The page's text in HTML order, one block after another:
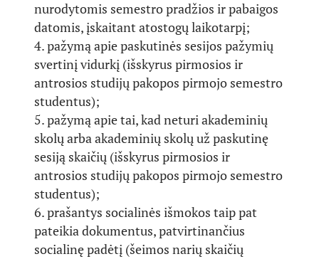
nurodytomis semestro pradžios ir pabaigos
datomis, įskaitant atostogų laikotarpį;
4. pažymą apie paskutinės sesijos pažymių
svertinį vidurkį (išskyrus pirmosios ir
antrosios studijų pakopos pirmojo semestro
studentus);
5. pažymą apie tai, kad neturi akademinių
skolų arba akademinių skolų už paskutinę
sesiją skaičių (išskyrus pirmosios ir
antrosios studijų pakopos pirmojo semestro
studentus);
6. prašantys socialinės išmokos taip pat
pateikia dokumentus, patvirtinančius
socialinę padėtį (šeimos narių skaičių